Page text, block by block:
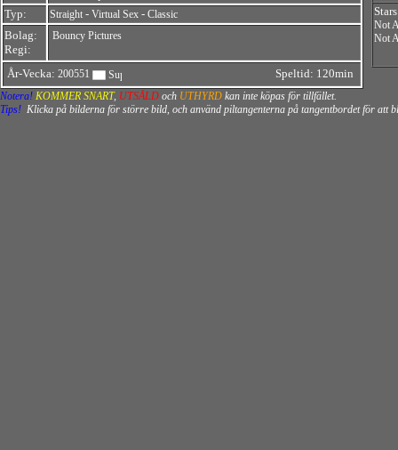
Typ:
Straight - Virtual Sex - Classic
Bolag:
Regi:
Bouncy Pictures
År-Vecka: 200551 Speltid: 120min
Not
Not
Notera! KOMMER SNART, UTSÅLD och UTHYRD kan inte köpas för tillfället.
Tips! Klicka på bilderna för större bild, och använd piltangenterna på tangentbordet för att